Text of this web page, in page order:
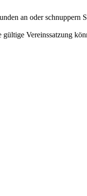
an oder schnuppern
Vereinssatzung